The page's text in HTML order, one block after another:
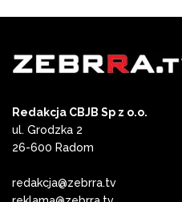
Redakcja CBJB Sp z o.o.
ul. Grodzka 2
26-600 Radom
redakcja@zebrra.tv